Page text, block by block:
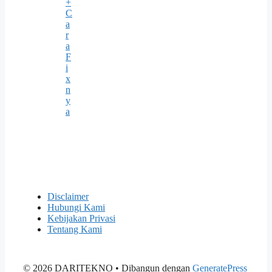
+
C
a
r
a
F
i
x
n
y
a
Disclaimer
Hubungi Kami
Kebijakan Privasi
Tentang Kami
© 2026 DARITEKNO • Dibangun dengan GeneratePress